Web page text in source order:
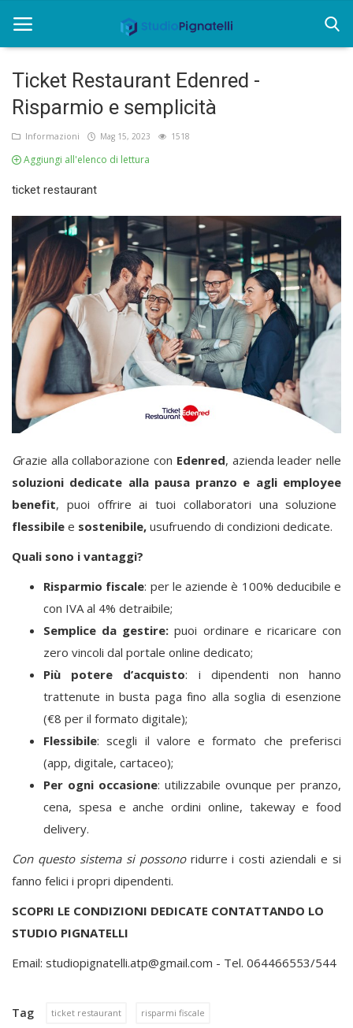
Home
Chi siamo
Rent
Approfondimenti
News
Contatti
Ticket Restaurant Edenred -
Risparmio e semplicità
Informazioni Mag 15, 2023 1518
Aggiungi all'elenco di lettura
ticket restaurant
Grazie alla collaborazione con Edenred, azienda leader nelle
soluzioni dedicate alla pausa pranzo e agli employee
benefit, puoi offrire ai tuoi collaboratori una soluzione
flessibile e sostenibile, usufruendo di condizioni dedicate.
Quali sono i vantaggi?
Risparmio fiscale: per le aziende è 100% deducibile e
con IVA al 4% detraibile;
Semplice da gestire: puoi ordinare e ricaricare con
zero vincoli dal portale online dedicato;
Più potere d’acquisto: i dipendenti non hanno
trattenute in busta paga fino alla soglia di esenzione
(€8 per il formato digitale);
Flessibile: scegli il valore e formato che preferisci
(app, digitale, cartaceo);
Per ogni occasione: utilizzabile ovunque per pranzo,
cena, spesa e anche ordini online, takeway e food
delivery.
Con questo sistema si possono ridurre i costi aziendali e si
fanno felici i propri dipendenti.
SCOPRI LE CONDIZIONI DEDICATE CONTATTANDO LO
STUDIO PIGNATELLI
Email: studiopignatelli.atp@gmail.com - Tel. 064466553/544
Tag ticket restaurant risparmi fiscale